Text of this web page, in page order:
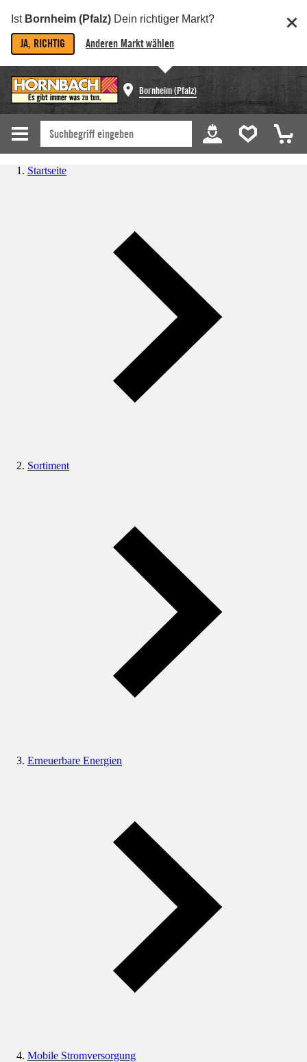
Ist Bornheim (Pfalz) Dein richtiger Markt?
JA, RICHTIG Anderen Markt wählen
Bornheim (Pfalz)
Startseite
Sortiment
Erneuerbare Energien
Mobile Stromversorgung